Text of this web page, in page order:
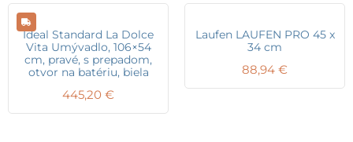
Ideal Standard La Dolce
Vita Umývadlo, 106×54
cm, pravé, s prepadom,
otvor na batériu, biela
445,20 €
Laufen LAUFEN PRO 45 x
34 cm
88,94 €